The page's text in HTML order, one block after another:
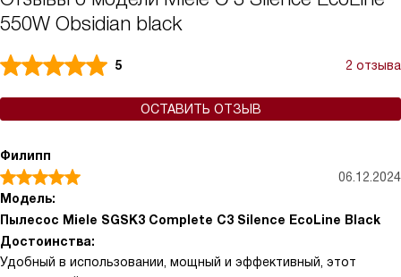
550W Obsidian black
5 2 отзыва
ОСТАВИТЬ ОТЗЫВ
Филипп
06.12.2024
Модель:
Пылесос Miele SGSK3 Complete C3 Silence EcoLine Black
Достоинства:
Удобный в использовании, мощный и эффективный, этот